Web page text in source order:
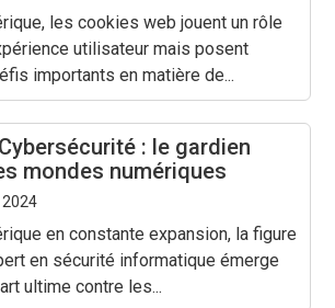
les cookies web jouent un rôle
utilisateur mais posent
importants en matière de...
: le gardien
mondes numériques
en constante expansion, la figure
en sécurité informatique émerge
ultime contre les...